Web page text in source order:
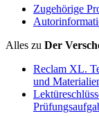
Zugehörige
Alles zu Der
Reclam XL.
und